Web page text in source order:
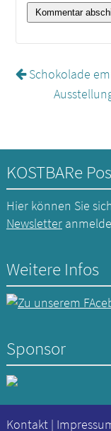
Schokolade
KOSTBARe
Hier können Sie
Newsletter
Weitere Infos
Sponsor
Kontakt |